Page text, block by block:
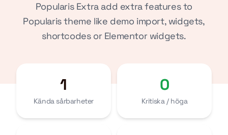
Popularis Extra add extra features to
Popularis theme like demo import, widgets,
shortcodes or Elementor widgets.
1
Kända sårbarheter
0
Kritiska / höga